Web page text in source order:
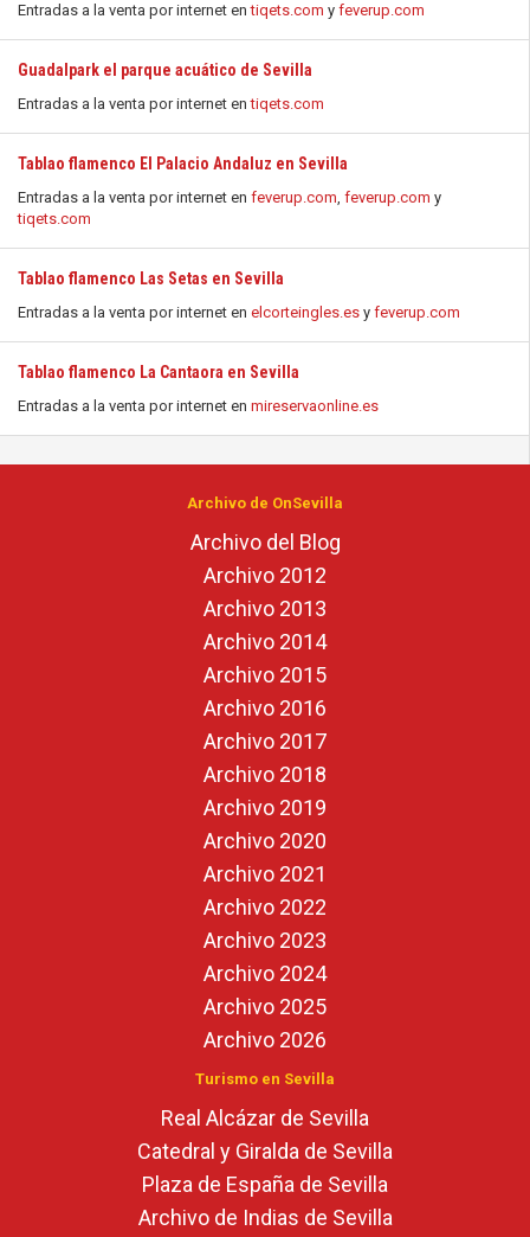
Entradas a la venta por internet entiqets.com y feverup.com
Guadalpark el parque acuático de Sevilla
Entradas a la venta por internet entiqets.com
Tablao flamenco El Palacio Andaluz en Sevilla
Entradas a la venta por internet en feverup.com, feverup.com y
tiqets.com
Tablao flamenco Las Setas en Sevilla
Entradas a la venta por internet en elcorteingles.es y feverup.com
Tablao flamenco La Cantaora en Sevilla
Entradas a la venta por internet en mireservaonline.es
Archivo de OnSevilla
Archivo del Blog
Archivo 2012
Archivo 2013
Archivo 2014
Archivo 2015
Archivo 2016
Archivo 2017
Archivo 2018
Archivo 2019
Archivo 2020
Archivo 2021
Archivo 2022
Archivo 2023
Archivo 2024
Archivo 2025
Archivo 2026
Turismo en Sevilla
Real Alcázar de Sevilla
Catedral y Giralda de Sevilla
Plaza de España de Sevilla
Archivo de Indias de Sevilla